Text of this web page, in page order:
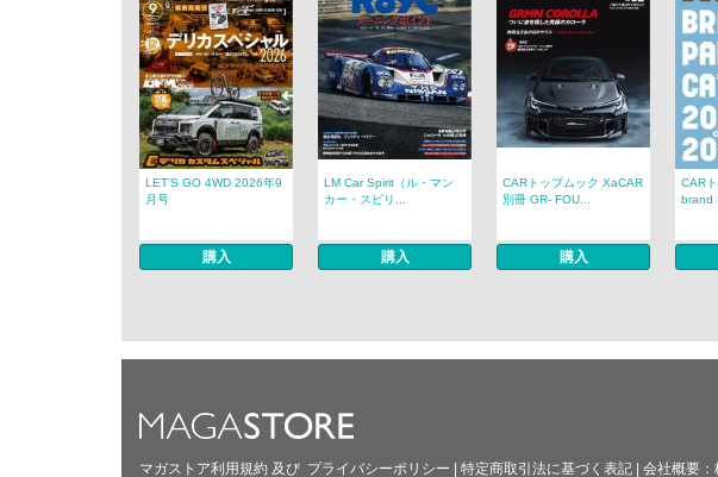
LET’S GO 4WD 2026年9
月号
購入
LM Car Spirit（ル・マン
カー・スピリ...
購入
CARトップムック XaCAR
別冊 GR- FOU...
購入
CAR
brand
マガストア利用規約 及び プライバシーポリシー 特定商取引法に基づく表記 会社概要：